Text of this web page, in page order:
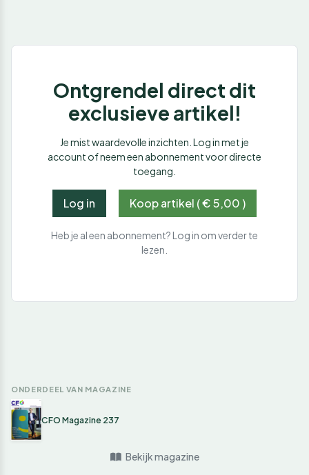
Ontgrendel direct dit
exclusieve artikel!
Je mist waardevolle inzichten. Log in met je
account of neem een abonnement voor directe
toegang.
Log in Koop artikel ( € 5,00 )
Heb je al een abonnement? Log in om verder te
lezen.
ONDERDEEL VAN MAGAZINE
CFO Magazine 237
Bekijk magazine